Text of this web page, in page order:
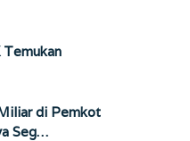
Temukan
di Pemkot
Seg…